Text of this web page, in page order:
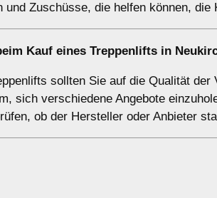
und Zuschüsse, die helfen können, die
Kauf eines Treppenlifts in
sollten Sie auf die Qualität
sich verschiedene Angebote
ob der Hersteller oder Anbieter